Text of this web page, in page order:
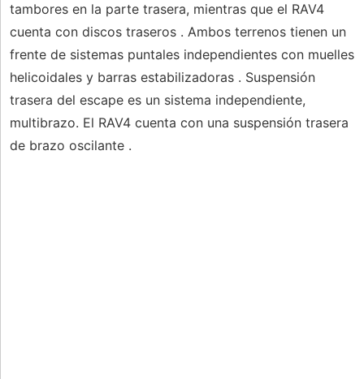
tambores en la parte trasera, mientras que el RAV4
cuenta con discos traseros . Ambos terrenos tienen un
frente de sistemas puntales independientes con muelles
helicoidales y barras estabilizadoras . Suspensión
trasera del escape es un sistema independiente,
multibrazo. El RAV4 cuenta con una suspensión trasera
de brazo oscilante .